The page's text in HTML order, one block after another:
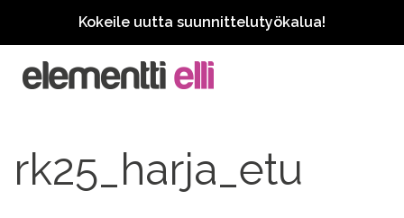
Kokeile uutta suunnittelutyökalua!
rk25_harja_etu